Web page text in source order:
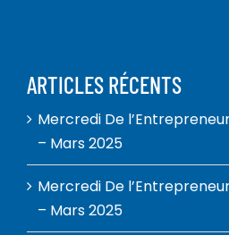
ARTICLES RÉCENTS
Mercredi De
– Mars 2025
Mercredi De
– Mars 2025